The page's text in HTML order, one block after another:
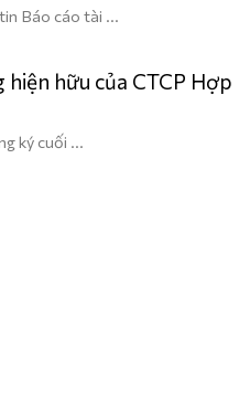
Báo cáo tài ...
hiện hữu của CTCP
ký cuối ...